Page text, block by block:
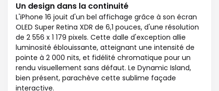
Un design dans la continuité
L'iPhone 16 jouit d'un bel affichage grâce à son écran
OLED Super Retina XDR de 6,1 pouces, d'une résolution
de 2 556 x 1 179 pixels. Cette dalle d'exception allie
luminosité éblouissante, atteignant une intensité de
pointe à 2 000 nits, et fidélité chromatique pour un
rendu visuellement sans défaut. Le Dynamic Island,
bien présent, parachève cette sublime façade
interactive.